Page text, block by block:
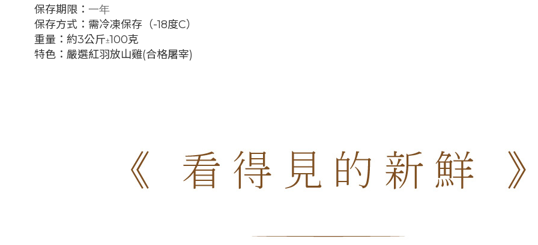
保存期限： 一年
保存方式：需冷凍保存（-18度C）
重量：約3公斤±100克
特色：嚴選紅羽放山雞(合格屠宰)